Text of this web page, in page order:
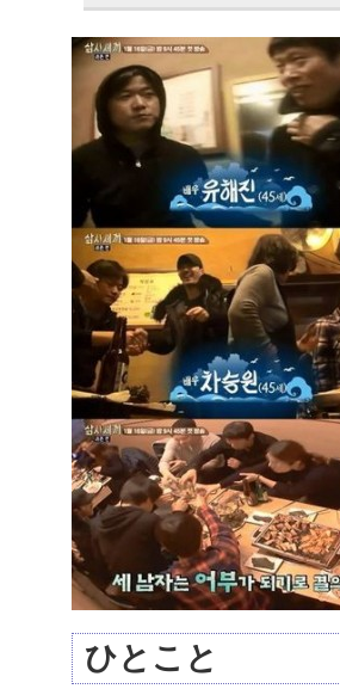
ひとこと